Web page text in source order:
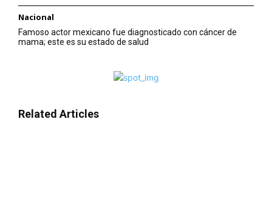
Nacional
Famoso actor mexicano fue diagnosticado con cáncer de
mama; este es su estado de salud
Related Articles